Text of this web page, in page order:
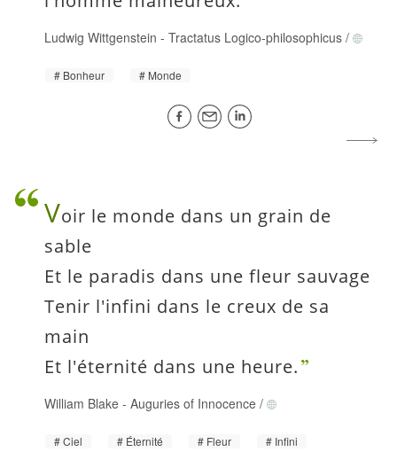
Ludwig Wittgenstein - Tractatus Logico-philosophicus /
Bonheur Monde
Voir le monde dans un grain de
sable
Et le paradis dans une fleur sauvage
Tenir l'infini dans le creux de sa
main
Et l'éternité dans une heure.
William Blake - Auguries of Innocence /
Ciel Éternité Fleur
Infini